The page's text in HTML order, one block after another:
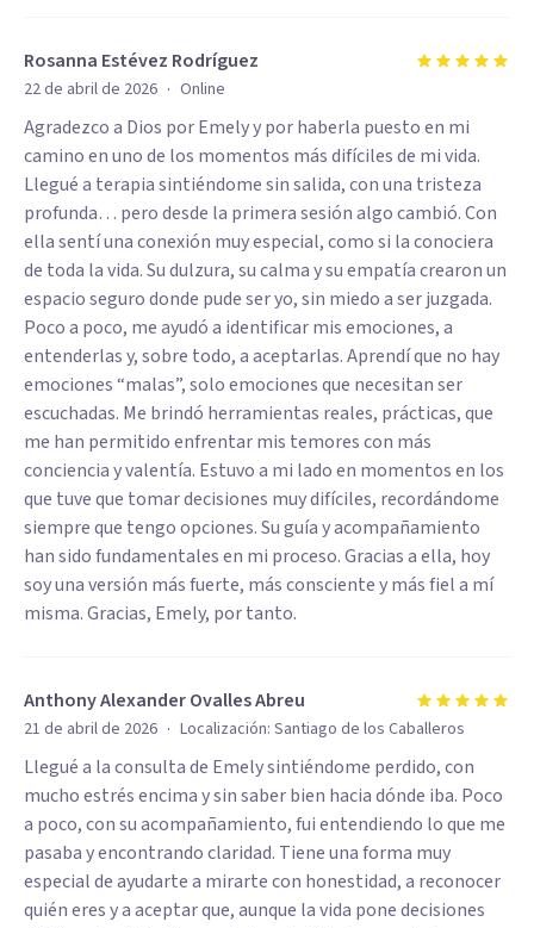
Rosanna Estévez Rodríguez
22 de abril de 2026 · Online
Agradezco a Dios por Emely y por haberla puesto en mi
camino en uno de los momentos más difíciles de mi vida.
Llegué a terapia sintiéndome sin salida, con una tristeza
profunda… pero desde la primera sesión algo cambió. Con
ella sentí una conexión muy especial, como si la conociera
de toda la vida. Su dulzura, su calma y su empatía crearon un
espacio seguro donde pude ser yo, sin miedo a ser juzgada.
Poco a poco, me ayudó a identificar mis emociones, a
entenderlas y, sobre todo, a aceptarlas. Aprendí que no hay
emociones “malas”, solo emociones que necesitan ser
escuchadas. Me brindó herramientas reales, prácticas, que
me han permitido enfrentar mis temores con más
conciencia y valentía. Estuvo a mi lado en momentos en los
que tuve que tomar decisiones muy difíciles, recordándome
siempre que tengo opciones. Su guía y acompañamiento
han sido fundamentales en mi proceso. Gracias a ella, hoy
soy una versión más fuerte, más consciente y más fiel a mí
misma. Gracias, Emely, por tanto.
Anthony Alexander Ovalles Abreu
21 de abril de 2026 · Localización: Santiago de los Caballeros
Llegué a la consulta de Emely sintiéndome perdido, con
mucho estrés encima y sin saber bien hacia dónde iba. Poco
a poco, con su acompañamiento, fui entendiendo lo que me
pasaba y encontrando claridad. Tiene una forma muy
especial de ayudarte a mirarte con honestidad, a reconocer
quién eres y a aceptar que, aunque la vida pone decisiones